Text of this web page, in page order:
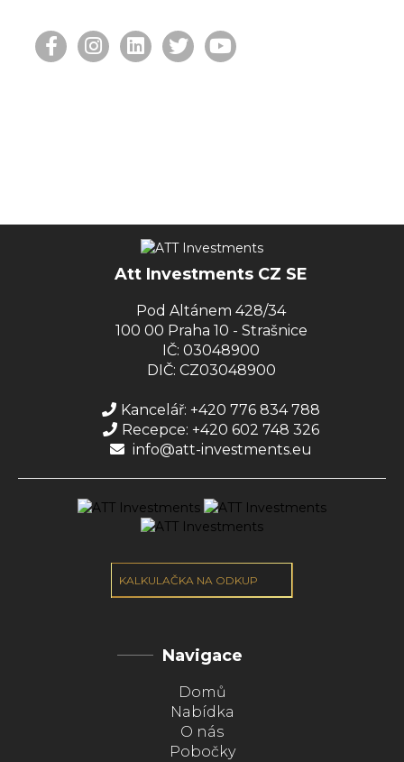
Att Investments CZ SE
Pod Altánem 428/34
100 00 Praha 10 - Strašnice
IČ: 03048900
DIČ: CZ03048900
Kancelář: +420 776 834 788
Recepce: +420 602 748 326
info@att-investments.eu
KALKULAČKA NA ODKUP
Navigace
Domů
Nabídka
O nás
Pobočky